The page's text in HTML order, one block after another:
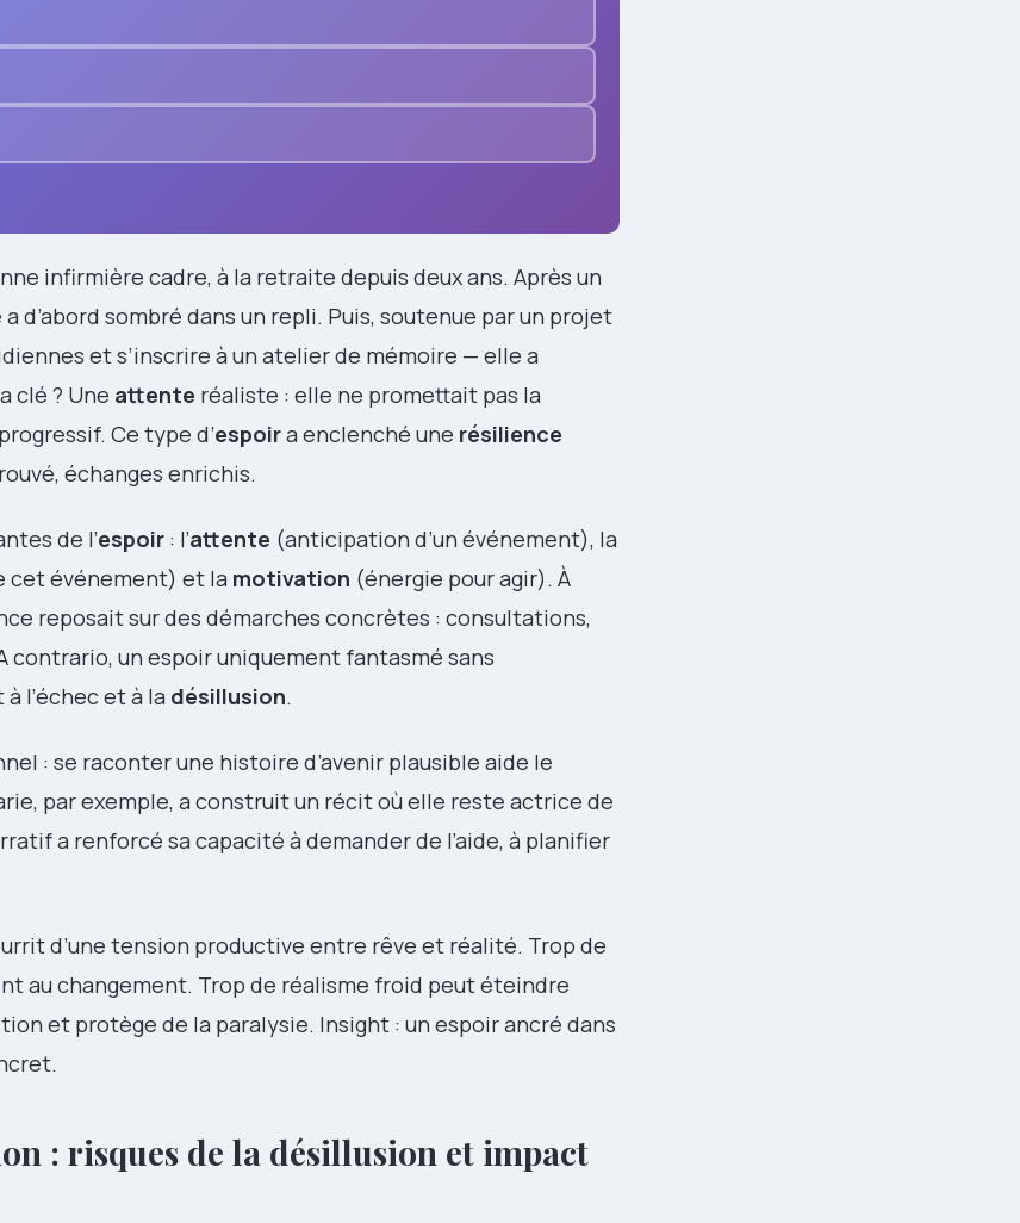
infirmière cadre, à la retraite depuis deux ans. Après un
d’abord sombré dans un repli. Puis, soutenue par un projet
et s’inscrire à un atelier de mémoire — elle a
clé ? Une attente réaliste : elle ne promettait pas la
Ce type d’espoira enclenché une résilience
échanges enrichis.
de l’espoir : l’attente (anticipation d’un événement), la
cet événement) et la motivation (énergie pour agir). À
reposait sur des démarches concrètes : consultations,
un espoir uniquement fantasmé sans
l’échec et à la désillusion.
: se raconter une histoire d’avenir plausible aide le
par exemple, a construit un récit où elle reste actrice de
a renforcé sa capacité à demander de l’aide, à planifier
d’une tension productive entre rêve et réalité. Trop de
au changement. Trop de réalisme froid peut éteindre
et protège de la paralysie. Insight : un espoir ancré dans
: risques de la désillusion et impact